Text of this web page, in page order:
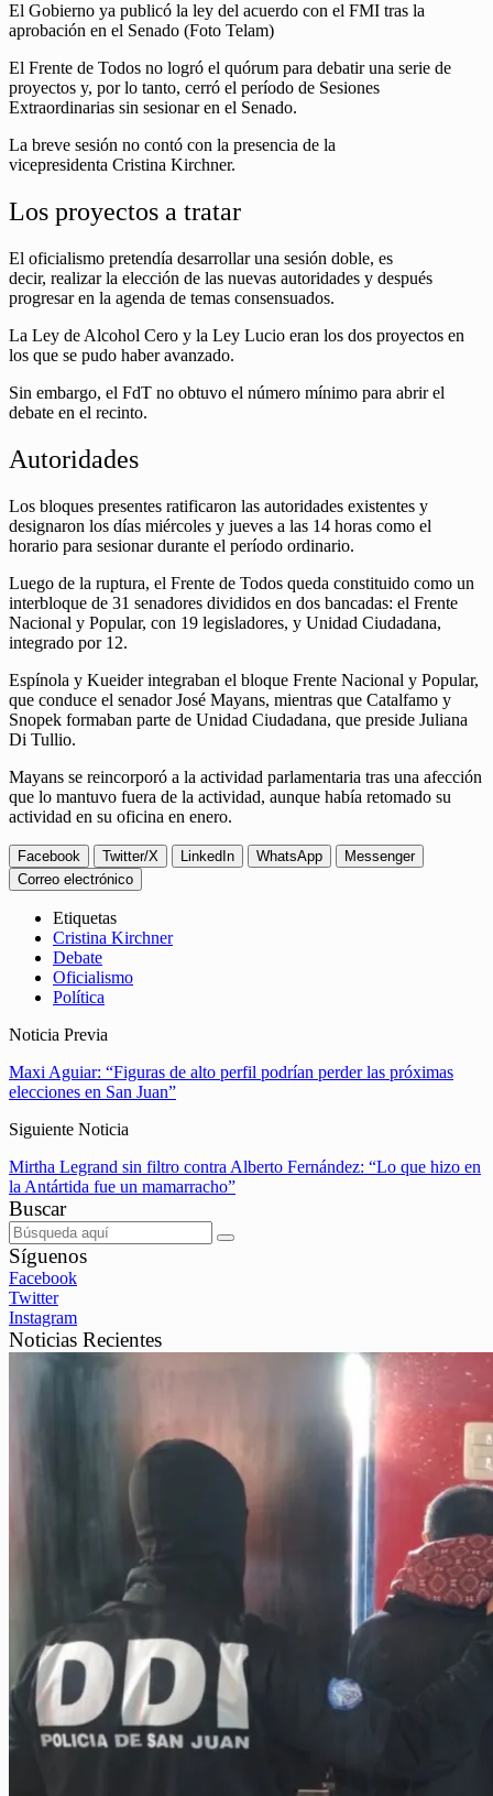
El Gobierno ya publicó la ley del acuerdo con el FMI tras la
aprobación en el Senado (Foto Telam)
El Frente de Todos no logró el quórum para debatir una serie de
proyectos y, por lo tanto, cerró el período de Sesiones
Extraordinarias sin sesionar en el Senado.
La breve sesión no contó con la presencia de la
vicepresidenta Cristina Kirchner.
Los proyectos a tratar
El oficialismo pretendía desarrollar una sesión doble, es
decir, realizar la elección de las nuevas autoridades y después
progresar en la agenda de temas consensuados.
La Ley de Alcohol Cero y la Ley Lucio eran los dos proyectos en
los que se pudo haber avanzado.
Sin embargo, el FdT no obtuvo el número mínimo para abrir el
debate en el recinto.
Autoridades
Los bloques presentes ratificaron las autoridades existentes y
designaron los días miércoles y jueves a las 14 horas como el
horario para sesionar durante el período ordinario.
Luego de la ruptura, el Frente de Todos queda constituido como un
interbloque de 31 senadores divididos en dos bancadas: el Frente
Nacional y Popular, con 19 legisladores, y Unidad Ciudadana,
integrado por 12.
Espínola y Kueider integraban el bloque Frente Nacional y Popular,
que conduce el senador José Mayans, mientras que Catalfamo y
Snopek formaban parte de Unidad Ciudadana, que preside Juliana
Di Tullio.
Mayans se reincorporó a la actividad parlamentaria tras una afección
que lo mantuvo fuera de la actividad, aunque había retomado su
actividad en su oficina en enero.
Facebook Twitter/X LinkedIn WhatsApp
Messenger
Correo electrónico
Etiquetas
Cristina Kirchner
Debate
Oficialismo
Política
Noticia Previa
Maxi Aguiar: “Figuras de alto perfil podrían perder las próximas
elecciones en San Juan”
Siguiente Noticia
Mirtha Legrand sin filtro contra Alberto Fernández: “Lo que hizo en
la Antártida fue un mamarracho”
Buscar
Síguenos
Facebook
Twitter
Instagram
Noticias Recientes